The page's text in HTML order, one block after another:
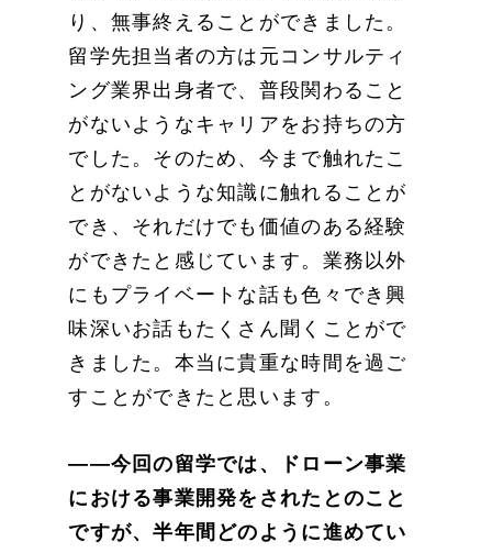
り、無事終えることができました。
留学先担当者の方は元コンサルティ
ング業界出身者で、普段関わること
がないようなキャリアをお持ちの方
でした。そのため、今まで触れたこ
とがないような知識に触れることが
でき、それだけでも価値のある経験
ができたと感じています。業務以外
にもプライベートな話も色々でき興
味深いお話もたくさん聞くことがで
きました。本当に貴重な時間を過ご
すことができたと思います。
――今回の留学では、ドローン事業
における事業開発をされたとのこと
ですが、半年間どのように進めてい